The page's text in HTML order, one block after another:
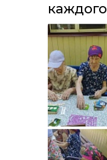
каждого